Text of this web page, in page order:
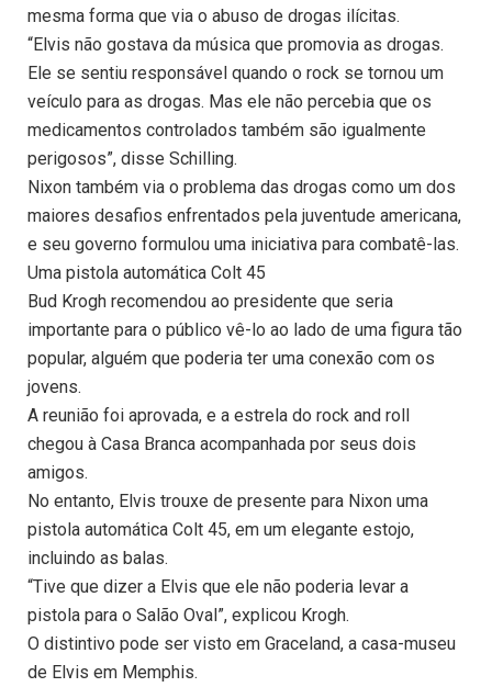
mesma forma que via o abuso de drogas ilícitas.
“Elvis não gostava da música que promovia as drogas.
Ele se sentiu responsável quando o rock se tornou um
veículo para as drogas. Mas ele não percebia que os
medicamentos controlados também são igualmente
perigosos”, disse Schilling.
Nixon também via o problema das drogas como um dos
maiores desafios enfrentados pela juventude americana,
e seu governo formulou uma iniciativa para combatê-las.
Uma pistola automática Colt 45
Bud Krogh recomendou ao presidente que seria
importante para o público vê-lo ao lado de uma figura tão
popular, alguém que poderia ter uma conexão com os
jovens.
A reunião foi aprovada, e a estrela do rock and roll
chegou à Casa Branca acompanhada por seus dois
amigos.
No entanto, Elvis trouxe de presente para Nixon uma
pistola automática Colt 45, em um elegante estojo,
incluindo as balas.
“Tive que dizer a Elvis que ele não poderia levar a
pistola para o Salão Oval”, explicou Krogh.
O distintivo pode ser visto em Graceland, a casa-museu
de Elvis em Memphis.